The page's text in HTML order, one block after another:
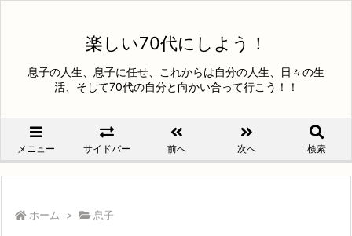
楽しい70代にしよう！
息子の人生、息子に任せ、これからは自分の人生、日々の生
活、そして70代の自分と向かい合って行こう！！
メニュー サイドバー 前へ 次へ 検索
ホーム > 息子